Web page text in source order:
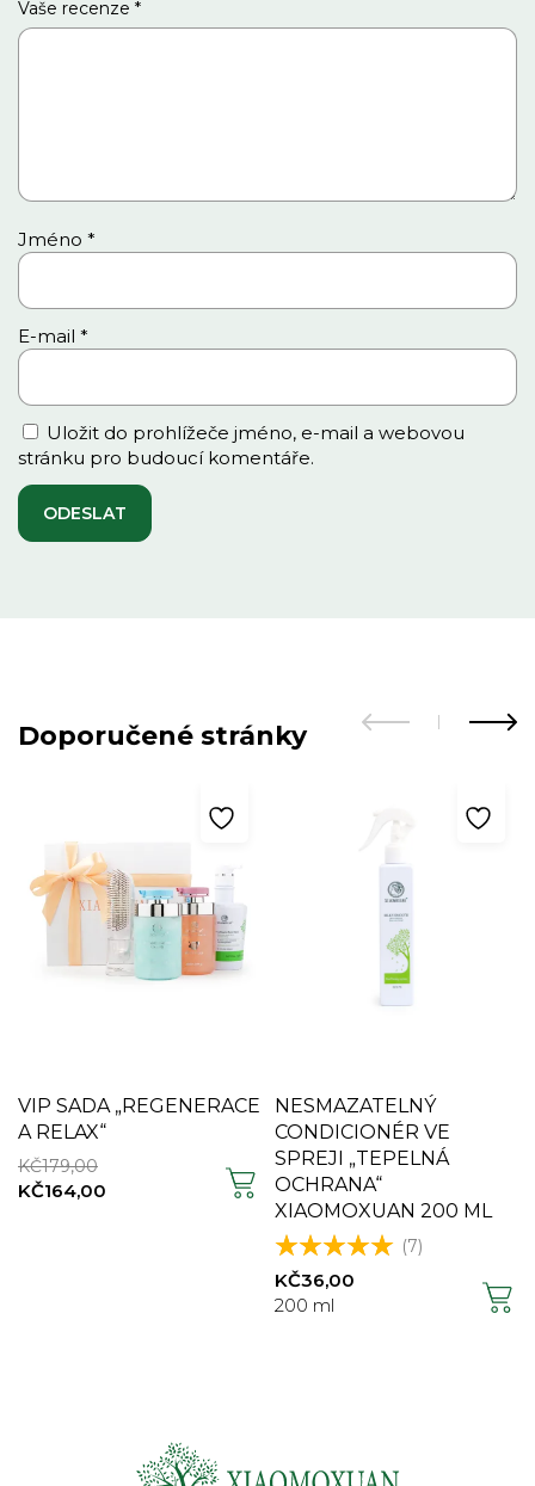
Vaše recenze *
Jméno *
E-mail *
Uložit do prohlížeče jméno, e-mail a webovou
stránku pro budoucí komentáře.
Doporučené stránky
VIP SADA „REGENERACE
A RELAX“
KČ179,00
KČ164,00
NESMAZATELNÝ
CONDICIONÉR VE
SPREJI „TEPELNÁ
OCHRANA“
XIAOMOXUAN 200 ML
(7)
KČ36,00
200 ml